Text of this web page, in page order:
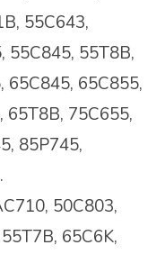
55C643,
55C845, 55T8B,
65C845, 65C855,
65T8B, 75C655,
85P745,
50C803,
65C6K,